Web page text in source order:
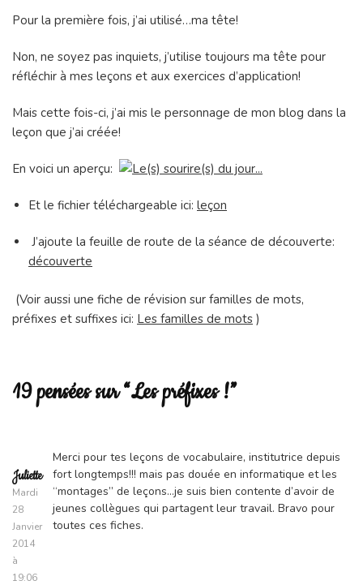
Pour la première fois, j’ai utilisé…ma tête!
Non, ne soyez pas inquiets, j’utilise toujours ma tête pour
réfléchir à mes leçons et aux exercices d’application!
Mais cette fois-ci, j’ai mis le personnage de mon blog dans la
leçon que j’ai créée!
En voici un aperçu:
Et le fichier téléchargeable ici: leçon
J’ajoute la feuille de route de la séance de découverte:
découverte
(Voir aussi une fiche de révision sur familles de mots,
préfixes et suffixes ici: Les familles de mots )
19 pensées sur “Les préfixes !”
Juliette
Mardi
28
Janvier
2014
à
19:06
Merci pour tes leçons de vocabulaire, institutrice depuis
fort longtemps!!! mais pas douée en informatique et les
“montages” de leçons…je suis bien contente d’avoir de
jeunes collègues qui partagent leur travail. Bravo pour
toutes ces fiches.